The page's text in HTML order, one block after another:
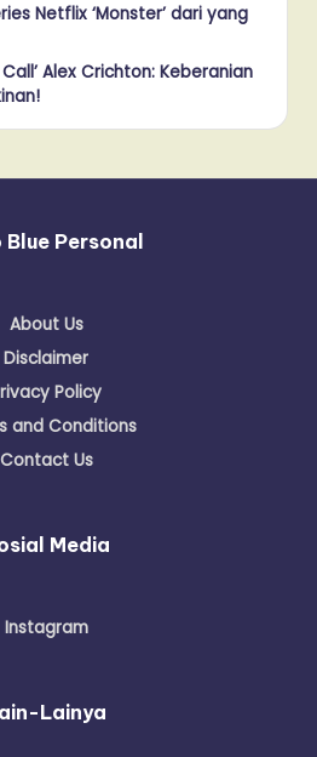
Netflix ‘Monster’ dari yang
Alex Crichton: Keberanian
Blue Personal
About Us
Disclaimer
Policy
and Conditions
Contact Us
Media
Instagram
Lainya